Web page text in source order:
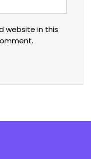
website in this